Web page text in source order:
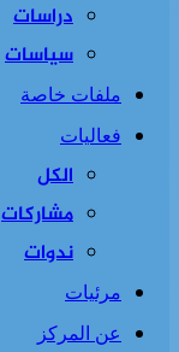
دراسات
سياسات
ملفات خاصة
فعاليات
الكل
مشاركات
ندوات
مرئيات
عن المركز